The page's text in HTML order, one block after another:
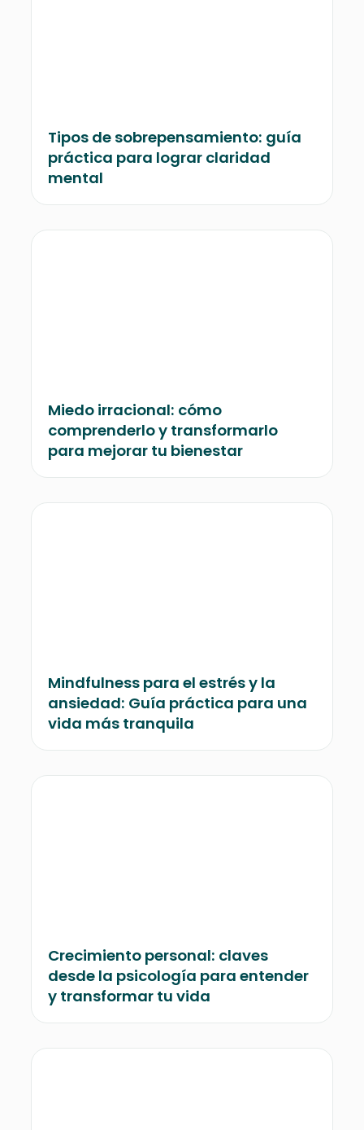
Tipos de sobrepensamiento: guía
práctica para lograr claridad
mental
Miedo irracional: cómo
comprenderlo y transformarlo
para mejorar tu bienestar
Mindfulness para el estrés y la
ansiedad: Guía práctica para una
vida más tranquila
Crecimiento personal: claves
desde la psicología para entender
y transformar tu vida